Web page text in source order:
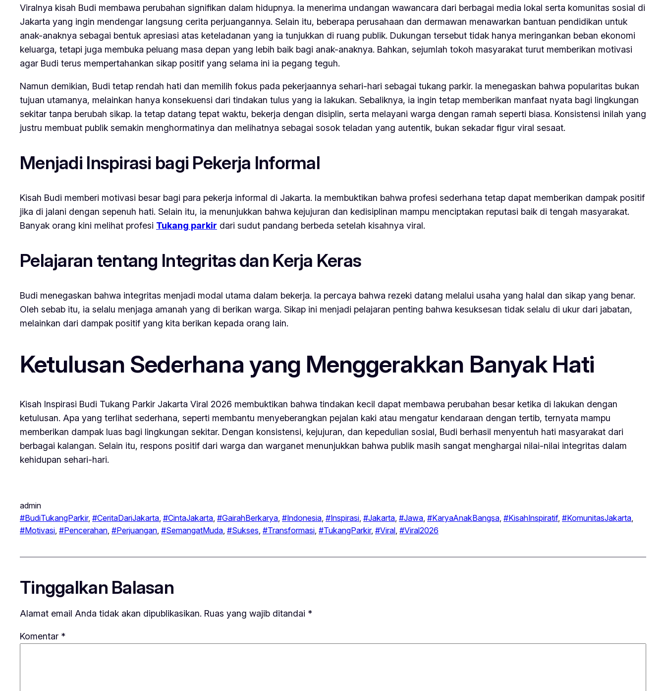
Viralnya kisah Budi membawa perubahan signifikan dalam hidupnya. Ia menerima undangan wawancara dari berbagai media lokal serta komunitas sosial di
Jakarta yang ingin mendengar langsung cerita perjuangannya. Selain itu, beberapa perusahaan dan dermawan menawarkan bantuan pendidikan untuk
anak-anaknya sebagai bentuk apresiasi atas keteladanan yang ia tunjukkan di ruang publik. Dukungan tersebut tidak hanya meringankan beban ekonomi
keluarga, tetapi juga membuka peluang masa depan yang lebih baik bagi anak-anaknya. Bahkan, sejumlah tokoh masyarakat turut memberikan motivasi
agar Budi terus mempertahankan sikap positif yang selama ini ia pegang teguh.
Namun demikian, Budi tetap rendah hati dan memilih fokus pada pekerjaannya sehari-hari sebagai tukang parkir. Ia menegaskan bahwa popularitas bukan
tujuan utamanya, melainkan hanya konsekuensi dari tindakan tulus yang ia lakukan. Sebaliknya, ia ingin tetap memberikan manfaat nyata bagi lingkungan
sekitar tanpa berubah sikap. Ia tetap datang tepat waktu, bekerja dengan disiplin, serta melayani warga dengan ramah seperti biasa. Konsistensi inilah yang
justru membuat publik semakin menghormatinya dan melihatnya sebagai sosok teladan yang autentik, bukan sekadar figur viral sesaat.
Menjadi Inspirasi bagi Pekerja Informal
Kisah Budi memberi motivasi besar bagi para pekerja informal di Jakarta. Ia membuktikan bahwa profesi sederhana tetap dapat memberikan dampak positif
jika di jalani dengan sepenuh hati. Selain itu, ia menunjukkan bahwa kejujuran dan kedisiplinan mampu menciptakan reputasi baik di tengah masyarakat.
Banyak orang kini melihat profesi Tukang parkir dari sudut pandang berbeda setelah kisahnya viral.
Pelajaran tentang Integritas dan Kerja Keras
Budi menegaskan bahwa integritas menjadi modal utama dalam bekerja. Ia percaya bahwa rezeki datang melalui usaha yang halal dan sikap yang benar.
Oleh sebab itu, ia selalu menjaga amanah yang di berikan warga. Sikap ini menjadi pelajaran penting bahwa kesuksesan tidak selalu di ukur dari jabatan,
melainkan dari dampak positif yang kita berikan kepada orang lain.
Ketulusan Sederhana yang Menggerakkan Banyak Hati
Kisah Inspirasi Budi Tukang Parkir Jakarta Viral 2026 membuktikan bahwa tindakan kecil dapat membawa perubahan besar ketika di lakukan dengan
ketulusan. Apa yang terlihat sederhana, seperti membantu menyeberangkan pejalan kaki atau mengatur kendaraan dengan tertib, ternyata mampu
memberikan dampak luas bagi lingkungan sekitar. Dengan konsistensi, kejujuran, dan kepedulian sosial, Budi berhasil menyentuh hati masyarakat dari
berbagai kalangan. Selain itu, respons positif dari warga dan warganet menunjukkan bahwa publik masih sangat menghargai nilai-nilai integritas dalam
kehidupan sehari-hari.
admin
#BudiTukangParkir, #CeritaDariJakarta #CintaJakarta #GairahBerkarya #Indonesia #Inspirasi #Jakarta #Jawa #KaryaAnakBangsa #KisahInspiratif, #KomunitasJakarta
#Motivasi #Pencerahan #Perjuangan #SemangatMuda #Sukses #Transformasi #TukangParkir, #Viral #Viral2026
Tinggalkan Balasan
Alamat email Anda tidak akan dipublikasikan. Ruas yang wajib ditandai *
Komentar *